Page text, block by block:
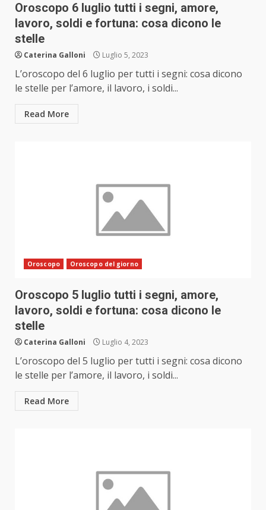
Oroscopo 6 luglio tutti i segni, amore,
lavoro, soldi e fortuna: cosa dicono le
stelle
Caterina Galloni Luglio 5, 2023
L’oroscopo del 6 luglio per tutti i segni: cosa dicono
le stelle per l’amore, il lavoro, i soldi...
Read More
Oroscopo Oroscopo del giorno
Oroscopo 5 luglio tutti i segni, amore,
lavoro, soldi e fortuna: cosa dicono le
stelle
Caterina Galloni Luglio 4, 2023
L’oroscopo del 5 luglio per tutti i segni: cosa dicono
le stelle per l’amore, il lavoro, i soldi...
Read More